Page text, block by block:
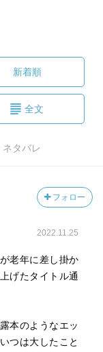
新着順
全文
ネタバレ
フォロー
2022.11.25
老年に差し掛か
げたタイトル通
本のようなエッ
つは大したこと